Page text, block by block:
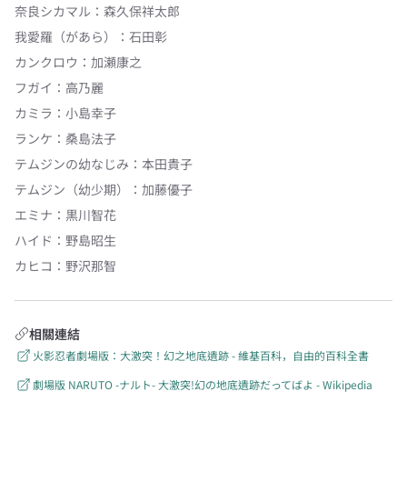
奈良シカマル ： 森久保祥太郎
我愛羅（があら）
： 石田彰
カンクロウ ： 加瀬康之
フガイ ： 高乃麗
カミラ ： 小島幸子
ランケ ： 桑島法子
テムジンの幼なじみ ： 本田貴子
テムジン（幼少期）
： 加藤優子
エミナ ： 黒川智花
ハイド ： 野島昭生
カヒコ ： 野沢那智
相關連結
火影忍者劇場版：大激突！幻之地底遺跡 - 維基百科，自由的百科全書
劇場版 NARUTO -ナルト- 大激突!幻の地底遺跡だってばよ - Wikipedia